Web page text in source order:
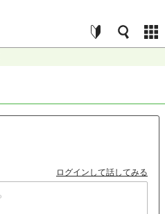
ログインして話してみる